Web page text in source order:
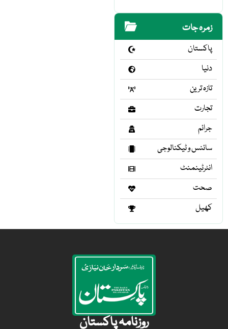
زمرہ جات
پاکستان
دنیا
تازہ ترین
تجارت
جرائم
سائنس و ٹیکنالوجی
انٹرٹینمنٹ
صحت
کھیل
روزنامہ پاکستان